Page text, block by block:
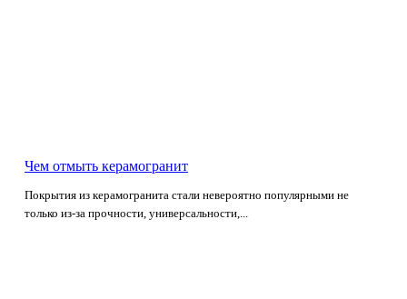
Чем отмыть керамогранит
Покрытия из керамогранита стали невероятно популярными не
только из-за прочности, универсальности,...